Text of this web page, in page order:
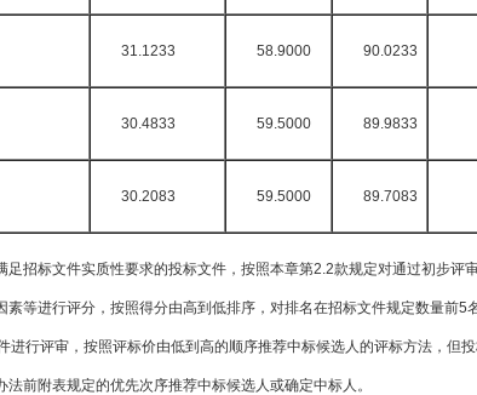
31.1233 58.9000 90.0233
30.4833 59.5000 89.9833
30.2083 59.5000 89.7083
招标文件实质性要求的投标文件，按照本章第2.2款规定对通过初步评
等进行评分，按照得分由高到低排序，对排名在招标文件规定数量前5
进行评审，按照评标价由低到高的顺序推荐中标候选人的评标方法，但
前附表规定的优先次序推荐中标候选人或确定中标人。